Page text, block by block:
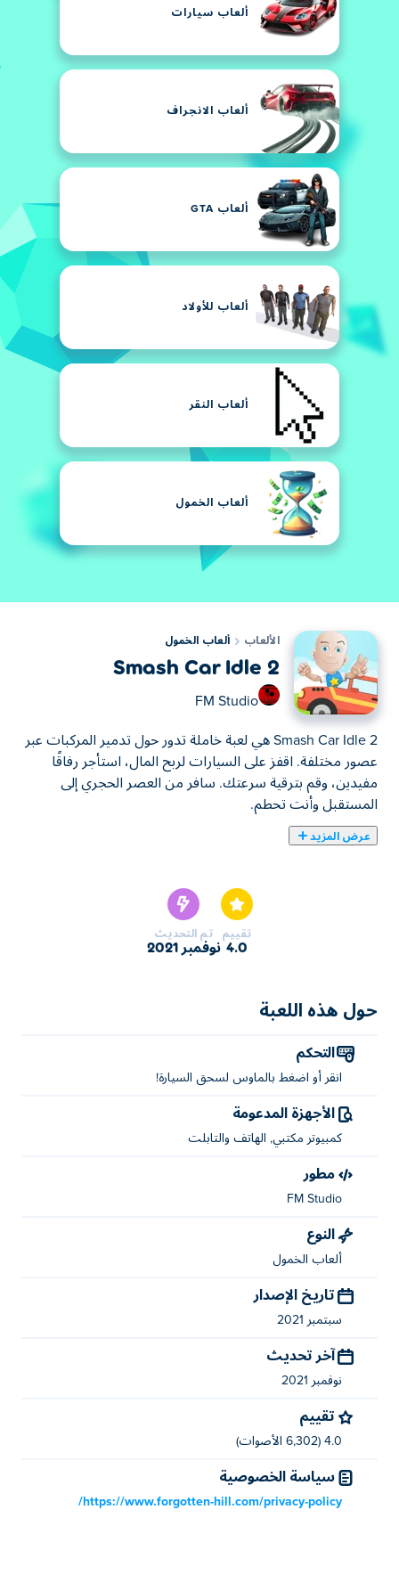
ألعاب سيارات
ألعاب الانجراف
ألعاب GTA
ألعاب للأولاد
ألعاب النقر
ألعاب الخمول
الألعاب ألعاب الخمول
Smash Car Idle 2
FM Studio
Smash Car Idle 2 هي لعبة خاملة تدور حول تدمير المركبات عبر
عصور مختلفة. اقفز على السيارات لربح المال، استأجر رفاقًا
مفيدين، وقم بترقية سرعتك. سافر من العصر الحجري إلى
المستقبل وأنت تحطم.
عرض المزيد
تقييم
4.0
تم التحديث
نوفمبر 2021
حول هذه اللعبة
التحكم
انقر أو اضغط بالماوس لسحق السيارة!
الأجهزة المدعومة
كمبيوتر مكتبي, الهاتف والتابلت
مطور
FM Studio
النوع
ألعاب الخمول
تاريخ الإصدار
سبتمبر 2021
آخر تحديث
نوفمبر 2021
تقييم
4.0 (6,302 الأصوات)
سياسة الخصوصية
https://www.forgotten-hill.com/privacy-policy/